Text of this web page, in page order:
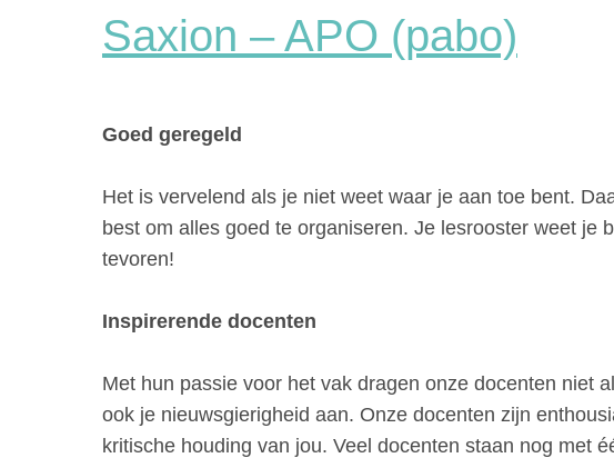
Saxion – APO (pabo)
Goed geregeld
Het is vervelend als je niet weet waar je aan toe bent.
best om alles goed te organiseren. Je lesrooster weet je
tevoren!
Inspirerende docenten
Met hun passie voor het vak dragen onze docenten niet
ook je nieuwsgierigheid aan. Onze docenten zijn
kritische houding van jou. Veel docenten staan nog met